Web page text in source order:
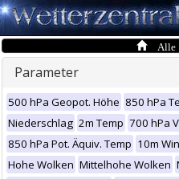
Alle
Parameter
500 hPa Geopot. Höhe 850 hPa
Niederschlag 2m Temp 700 hPa
850 hPa Pot. Äquiv. Temp 10m
Hohe Wolken Mittelhohe Wolken